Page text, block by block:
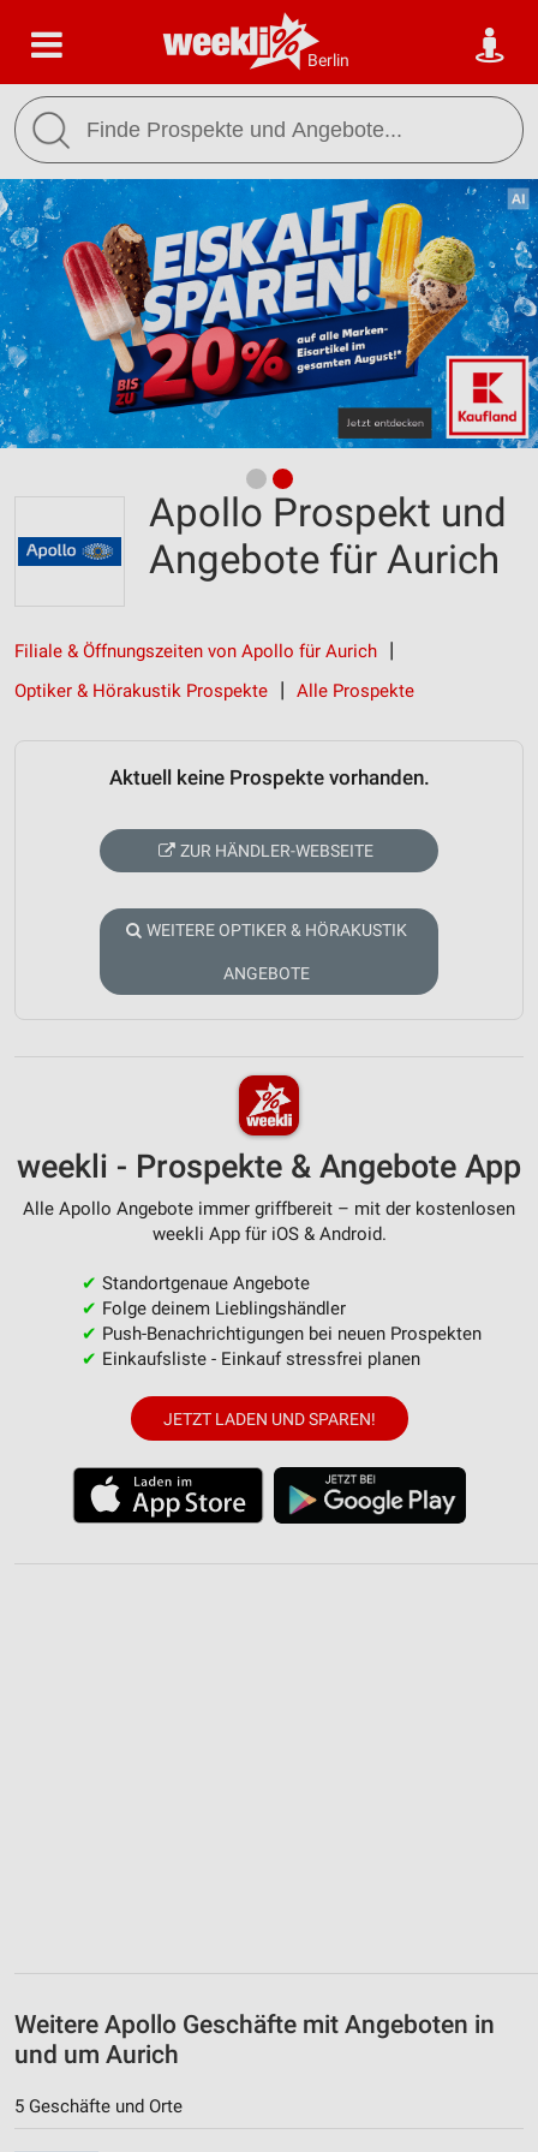
Berlin
Apollo Prospekt und
Angebote für Aurich
Filiale & Öffnungszeiten von Apollo für Aurich
Optiker & Hörakustik Prospekte
Alle Prospekte
Aktuell keine Prospekte vorhanden.
ZUR HÄNDLER-WEBSEITE
WEITERE OPTIKER & HÖRAKUSTIK
ANGEBOTE
weekli - Prospekte & Angebote App
Alle Apollo Angebote immer griffbereit – mit der kostenlosen
weekli App für iOS & Android.
✔ Standortgenaue Angebote
✔ Folge deinem Lieblingshändler
✔ Push-Benachrichtigungen bei neuen Prospekten
✔ Einkaufsliste - Einkauf stressfrei planen
JETZT LADEN UND SPAREN!
Weitere Apollo Geschäfte mit Angeboten in
und um Aurich
5 Geschäfte und Orte